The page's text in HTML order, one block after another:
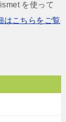
を使って
はこちらをご覧